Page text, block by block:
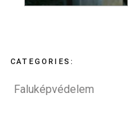
CATEGORIES:
Faluképvédelem